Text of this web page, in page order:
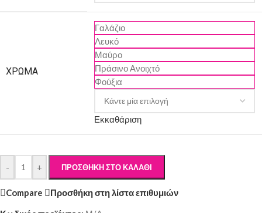
ΧΡΏΜΑ
Γαλάζιο
Λευκό
Μαύρο
Πράσινο Ανοιχτό
Φούξια
Εκκαθάριση
- + ΠΡΟΣΘΉΚΗ ΣΤΟ ΚΑΛΆΘΙ
Compare
Προσθήκη στη λίστα επιθυμιών